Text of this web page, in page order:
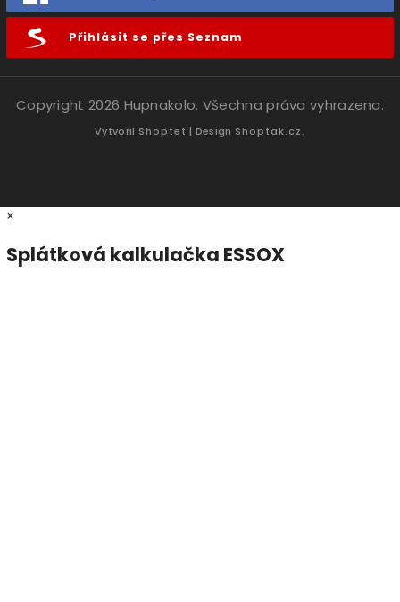
Přihlásit se přes Seznam
Copyright 2026 Hupnakolo. Všechna práva vyhrazena.
Vytvořil Shoptet | Design Shoptak.cz.
×
Splátková kalkulačka ESSOX